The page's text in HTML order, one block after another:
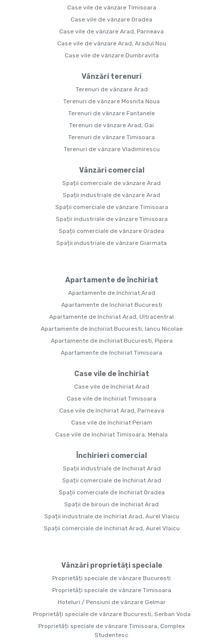
Case vile de vânzare Timisoara
Case vile de vânzare Oradea
Case vile de vânzare Arad, Parneava
Case vile de vânzare Arad, Aradul Nou
Case vile de vânzare Dumbravita
Vânzări terenuri
Terenuri de vânzare Arad
Terenuri de vânzare Mosnita Noua
Terenuri de vânzare Fantanele
Terenuri de vânzare Arad, Gai
Terenuri de vânzare Timisoara
Terenuri de vânzare Vladimirescu
Vânzări comercial
Spații comerciale de vânzare Arad
Spații industriale de vânzare Arad
Spații comerciale de vânzare Timisoara
Spații industriale de vânzare Timisoara
Spații comerciale de vânzare Oradea
Spații industriale de vânzare Giarmata
Apartamente de închiriat
Apartamente de închiriat Arad
Apartamente de închiriat Bucuresti
Apartamente de închiriat Arad, Ultracentral
Apartamente de închiriat Bucuresti, Iancu Nicolae
Apartamente de închiriat Bucuresti, Pipera
Apartamente de închiriat Timisoara
Case vile de închiriat
Case vile de închiriat Arad
Case vile de închiriat Timisoara
Case vile de închiriat Arad, Parneava
Case vile de închiriat Periam
Case vile de închiriat Timisoara, Mehala
Închirieri comercial
Spații industriale de închiriat Arad
Spații comerciale de închiriat Arad
Spații comerciale de închiriat Oradea
Spații de birouri de închiriat Arad
Spații industriale de închiriat Arad, Aurel Vlaicu
Spații comerciale de închiriat Arad, Aurel Vlaicu
Vânzări proprietăți speciale
Proprietăți speciale de vânzare Bucuresti
Proprietăți speciale de vânzare Timisoara
Hoteluri / Pensiuni de vânzare Gelmar
Proprietăți speciale de vânzare Bucuresti, Serban Voda
Proprietăți speciale de vânzare Timisoara, Complex
Studentesc